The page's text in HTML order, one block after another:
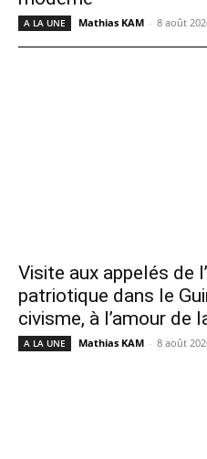
A LA UNE Mathias KAM - 8 août
Visite aux appelés de
patriotique dans le
civisme, à l’amour de
A LA UNE Mathias KAM - 8 août